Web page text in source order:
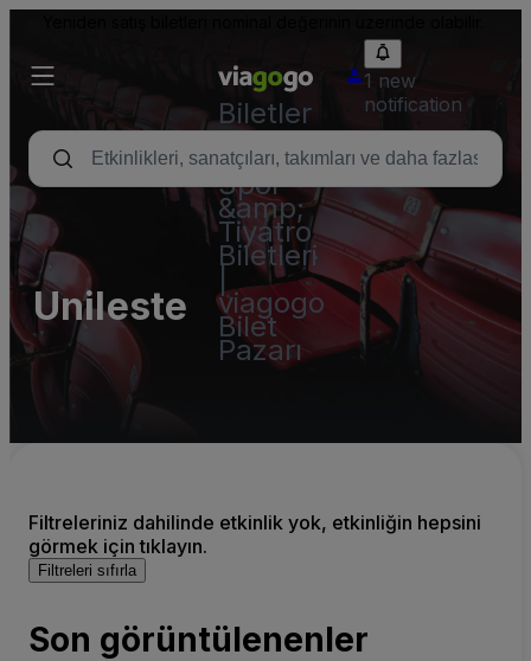
Biletler
-
Konser,
Spor
&amp;
Tiyatro
Biletleri
viagogo
Bilet
Pazarı
1 new
notification
Unileste
Filtreleriniz dahilinde etkinlik yok, etkinliğin hepsini
görmek için tıklayın.
Filtreleri sıfırla
Son görüntülenenler